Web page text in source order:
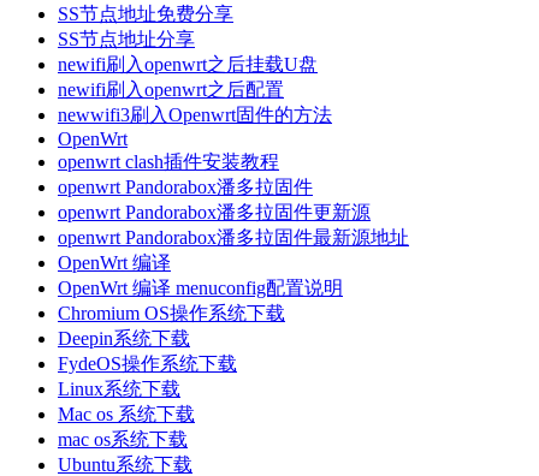
SS节点地址免费分享
SS节点地址分享
newifi刷入openwrt之后挂载U盘
newifi刷入openwrt之后配置
newwifi3刷入Openwrt固件的方法
OpenWrt
openwrt clash插件安装教程
openwrt Pandorabox潘多拉固件
openwrt Pandorabox潘多拉固件更新源
openwrt Pandorabox潘多拉固件最新源地址
OpenWrt 编译
OpenWrt 编译 menuconfig配置说明
Chromium OS操作系统下载
Deepin系统下载
FydeOS操作系统下载
Linux系统下载
Mac os 系统下载
mac os系统下载
Ubuntu系统下载